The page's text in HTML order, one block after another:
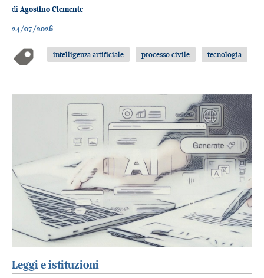
di Agostino Clemente
24/07/2026
intelligenza artificiale processo civile tecnologia
Leggi e istituzioni